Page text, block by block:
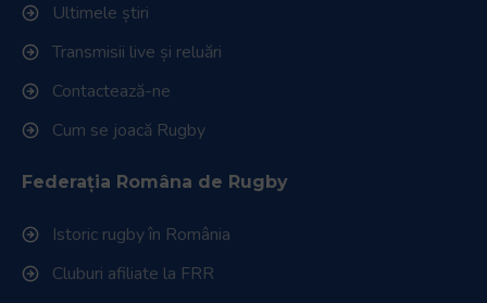
Ultimele știri
Transmisii live și reluări
Contactează-ne
Cum se joacă Rugby
Federația Româna de Rugby
Istoric rugby în România
Cluburi afiliate la FRR